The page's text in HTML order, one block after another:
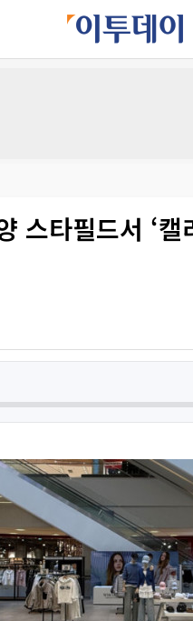
스타필드서 ‘캘